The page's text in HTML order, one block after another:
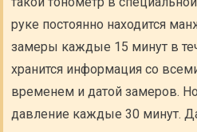
руке постоянно находится
замеры каждые 15 минут в
хранится информация со
временем и датой замеров.
давление каждые 30 минут.